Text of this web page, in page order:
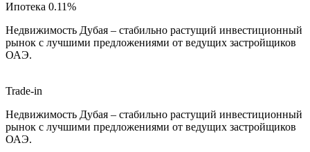
Ипотека 0.11%
Недвижимость Дубая – стабильно растущий инвестиционный
рынок с лучшими предложениями от ведущих застройщиков
ОАЭ.
Trade-in
Недвижимость Дубая – стабильно растущий инвестиционный
рынок с лучшими предложениями от ведущих застройщиков
ОАЭ.